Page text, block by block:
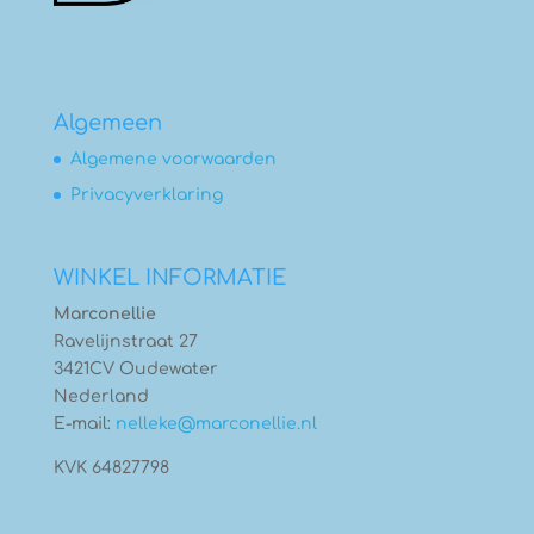
Algemeen
Algemene voorwaarden
Privacyverklaring
WINKEL INFORMATIE
Marconellie
Ravelijnstraat 27
3421CV Oudewater
Nederland
E-mail: nelleke@marconellie.nl
KVK 64827798